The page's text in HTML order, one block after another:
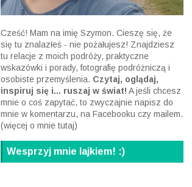
Cześć! Mam na imię Szymon. Cieszę się, że
się tu znalazłeś - nie pożałujesz! Znajdziesz
tu relacje z moich podróży, praktyczne
wskazówki i porady, fotografię podróżniczą i
osobiste przemyślenia. Czytaj, oglądaj,
inspiruj się i... ruszaj w świat! A jeśli chcesz
mnie o coś zapytać, to zwyczajnie napisz do
mnie w komentarzu, na Facebooku czy mailem.
(więcej o mnie tutaj)
Wesprzyj mnie lajkiem! :)